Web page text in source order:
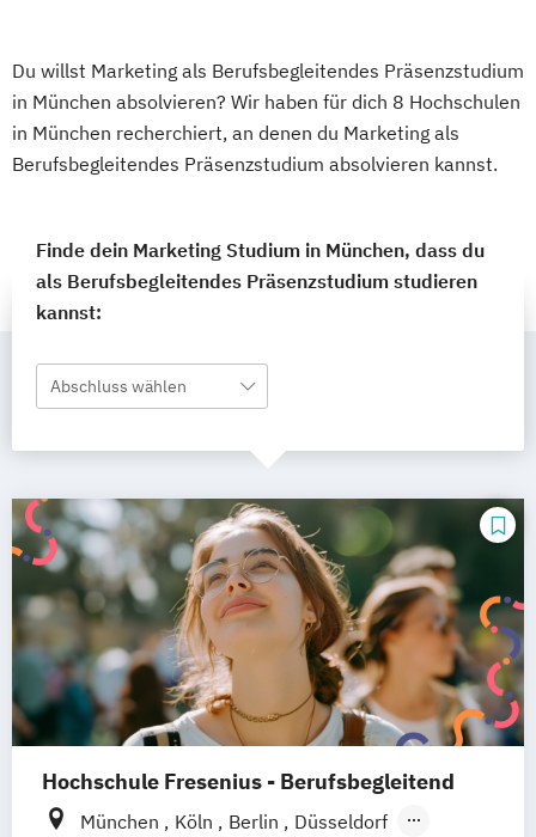
Du willst Marketing als Berufsbegleitendes Präsenzstudium
in München absolvieren? Wir haben für dich 8 Hochschulen
in München recherchiert, an denen du Marketing als
Berufsbegleitendes Präsenzstudium absolvieren kannst.
Finde dein Marketing Studium in München, dass du
als Berufsbegleitendes Präsenzstudium studieren
kannst:
Abschluss wählen
Hochschule Fresenius - Berufsbegleitend
München Köln Berlin
Düsseldorf